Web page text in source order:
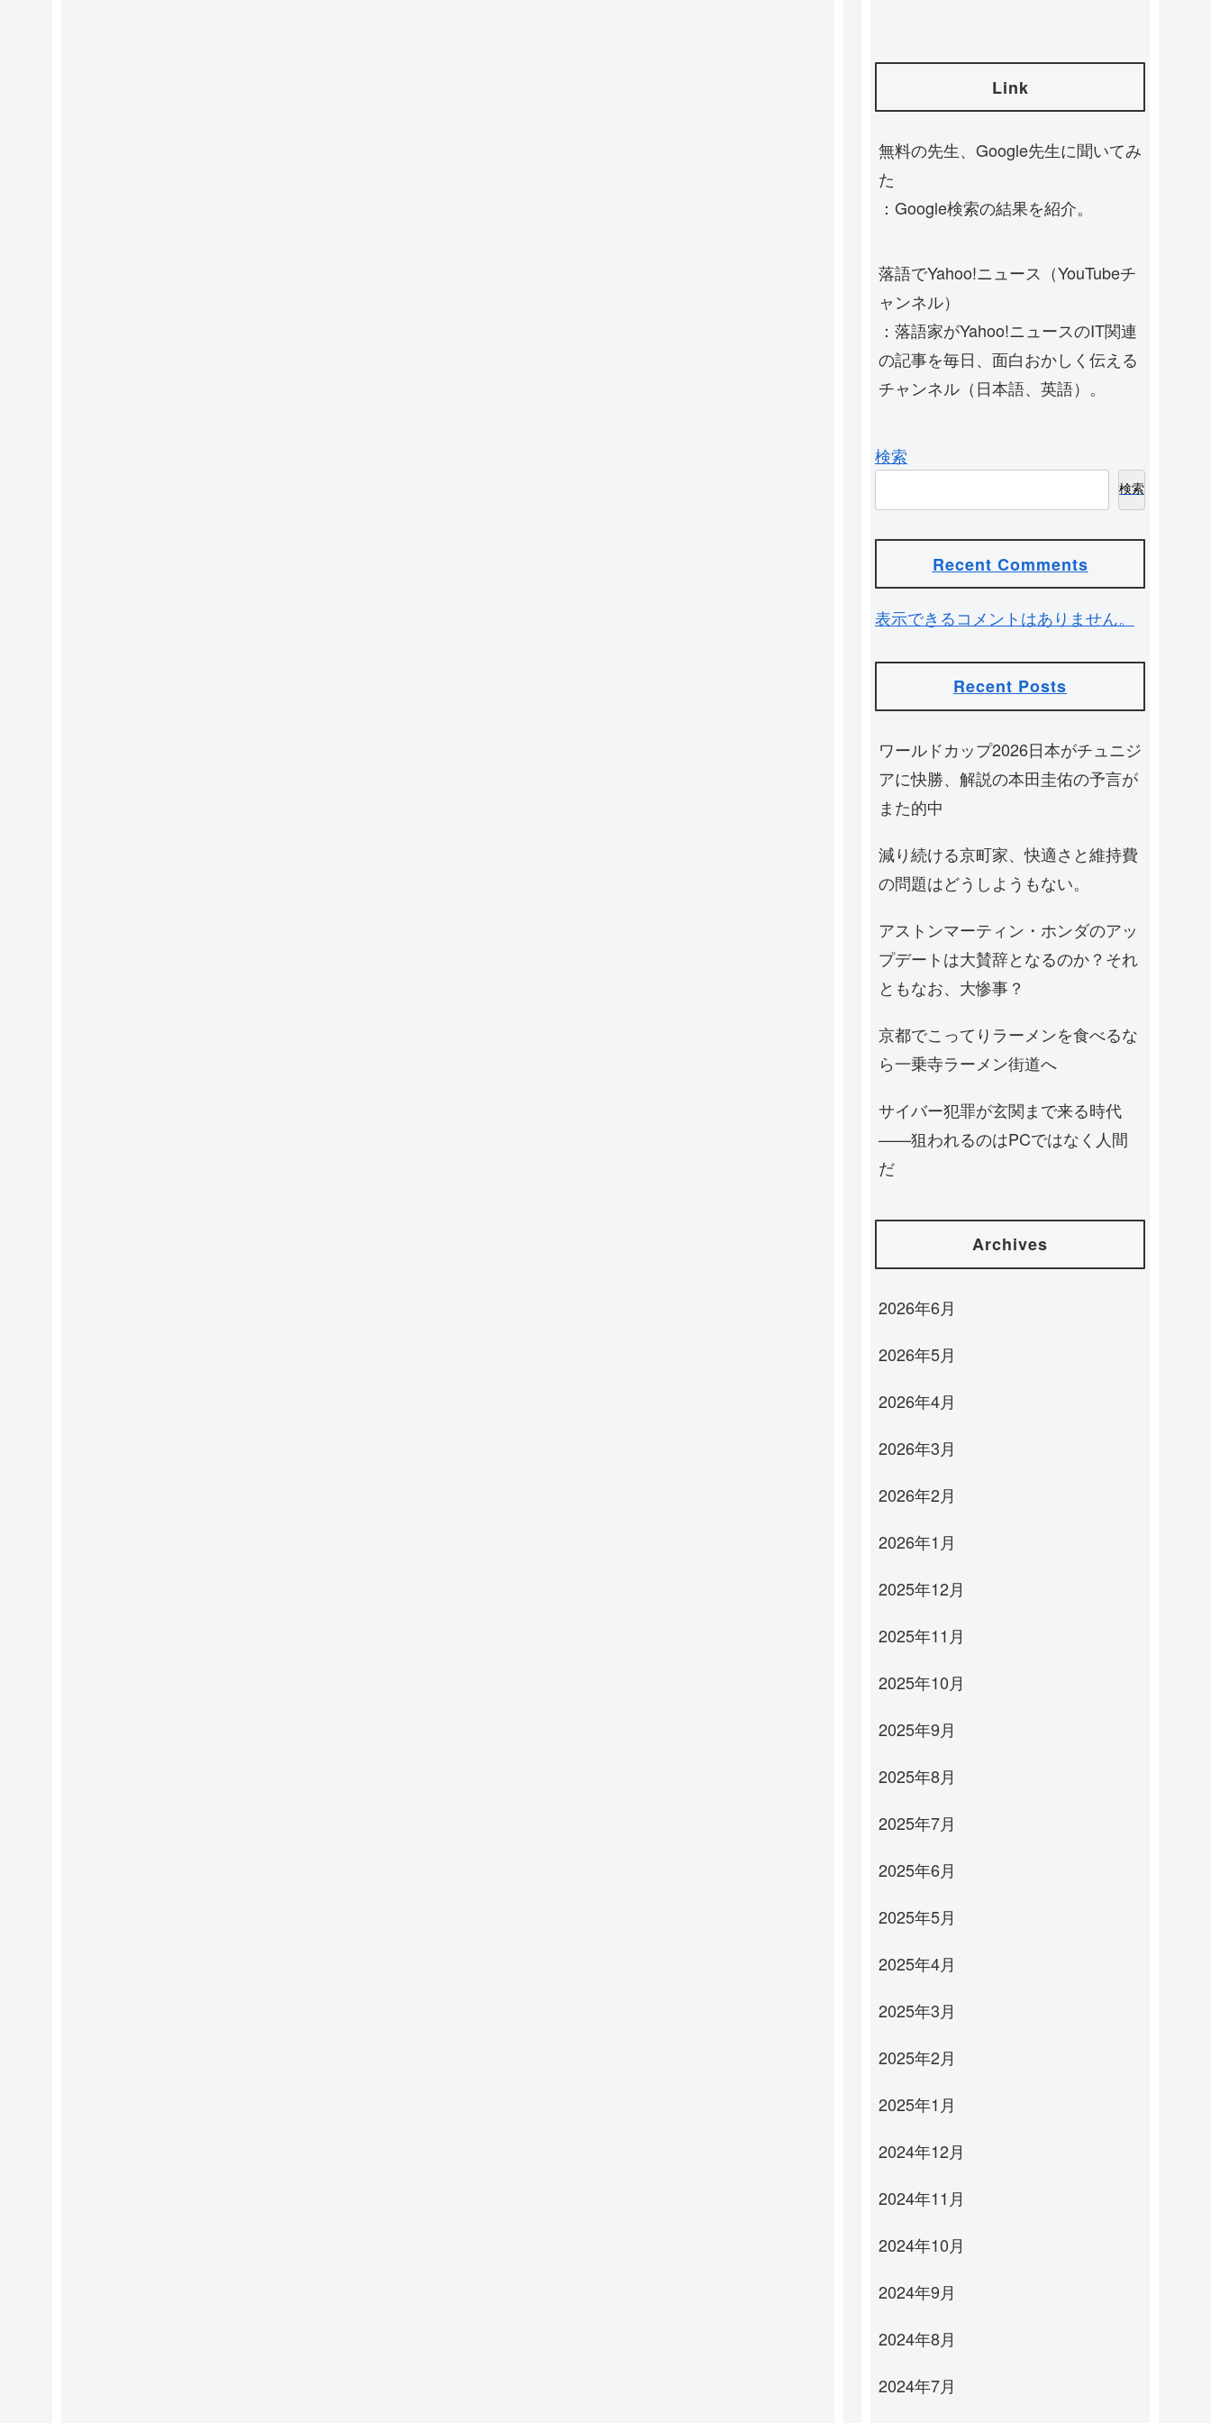
Link
無料の先生、Google先生に聞いてみ
た
：Google検索の結果を紹介。
落語でYahoo!ニュース（YouTubeチ
ャンネル）
：落語家がYahoo!ニュースのIT関連
の記事を毎日、面白おかしく伝える
チャンネル（日本語、英語）。
検索
検索
Recent Comments
表示できるコメントはありません。
Recent Posts
ワールドカップ2026日本がチュニジ
アに快勝、解説の本田圭佑の予言が
また的中
減り続ける京町家、快適さと維持費
の問題はどうしようもない。
アストンマーティン・ホンダのアッ
プデートは大賛辞となるのか？それ
ともなお、大惨事？
京都でこってりラーメンを食べるな
ら一乗寺ラーメン街道へ
サイバー犯罪が玄関まで来る時代
——狙われるのはPCではなく人間
だ
Archives
2026年6月
2026年5月
2026年4月
2026年3月
2026年2月
2026年1月
2025年12月
2025年11月
2025年10月
2025年9月
2025年8月
2025年7月
2025年6月
2025年5月
2025年4月
2025年3月
2025年2月
2025年1月
2024年12月
2024年11月
2024年10月
2024年9月
2024年8月
2024年7月